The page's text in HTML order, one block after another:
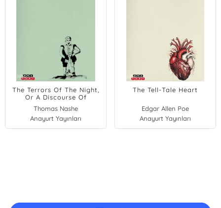
The Terrors Of The Night,
Or A Discourse Of
Apparitions
Thomas Nashe
Anayurt Yayınları
The Tell-Tale Heart
Edgar Allen Poe
Anayurt Yayınları